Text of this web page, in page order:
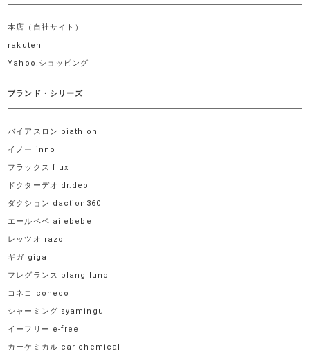
本店（自社サイト）
rakuten
Yahoo!ショッピング
ブランド・シリーズ
バイアスロン biathlon
イノー inno
フラックス flux
ドクターデオ dr.deo
ダクション daction360
エールベベ ailebebe
レッツオ razo
ギガ giga
フレグランス blang luno
コネコ coneco
シャーミング syamingu
イーフリー e-free
カーケミカル car-chemical